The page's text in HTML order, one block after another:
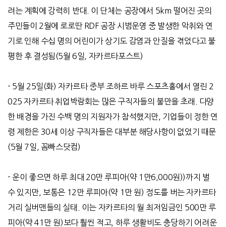
려는 계획에 강력히 반대
이 단체는 공장에서 5km 떨어진 곳의
주민들이
2월에 로로딴RDF 공장 시범운영 중 발생한 악취와 연
기로 인해 수십 명의 어린이가 상기도 감염과 안질을 겪었다고 불
평한 후 결성됨(5월 6일 자카르타포스트)
- 5월 25일(화)자카르타 중부 조하르 바루 스포츠홀에서 열린 2
025자카르타 취업박람회는 많은 구직자들의 불만을 초래
다양
한 배경을 가진 수백 명의 지원자가 참석했지만 기업들이 정한 연
령 제한은 30세 이상 구직자들은 대부분 해당사항이 없었기 때문
(5월 7일 꼼빠스닷컴)
- 운이 좋으면 하루 최대 20만 루피아(약1 만6,000원 ))까지 벌
수 있지만
보통은 12만 루피아(약 1 만 원 ) 정도를 버는 자카르타
거리 실버맨들의 실태
이는 자카르타의 월 최저임금인 500만 루
피아(약41 만 원 ) 보다 훨씬 적고
하루 생활비도 충당하기 어려운